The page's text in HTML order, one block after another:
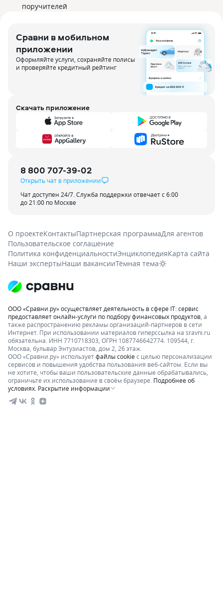
поручителей
Сравни в мобильном
приложении
Оформляйте услуги, сохраняйте полисы
и проверяйте кредитный рейтинг
Скачать приложение
8 800 707-39-02
Открыть чат в приложении
Чат доступен 24/7. Служба поддержки отвечает с 6:00
до 21:00 по Москве
О проектеКонтактыПартнерская программаДля агентов
Пользовательское соглашение
Политика конфиденциальностиЭнциклопедияКарта сайта
Наши экспертыНаши вакансииТёмная тема
ООО «Сравни.ру» осуществляет деятельность в сфере IT: сервис
предоставляет онлайн-услуги по подбору финансовых продуктов , а
также распространению рекламы организаций-партнеров в сети
Интернет. При использовании материалов гиперссылка на sravni.ru
обязательна. ИНН 7710718303, ОГРН 1087746642774. 109544, г.
Москва, бульвар Энтузиастов, дом 2, 26 этаж.
ООО «Сравни.ру» используетфайлы cookieс целью персонализации
сервисов и повышения удобства пользования веб-сайтом. Если вы
не хотите, чтобы ваши пользовательские данные обрабатывались,
ограничьте их использование в своём браузере. Подробнее об
условиях. Раскрытие информации